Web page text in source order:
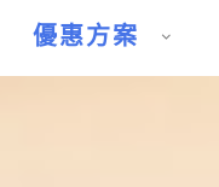
優惠方案